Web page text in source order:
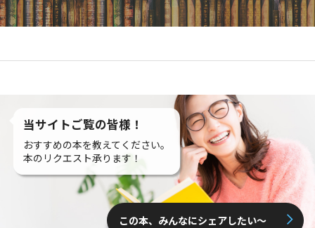
当サイトご覧の皆様！
おすすめの本を教えてください。
本のリクエスト承ります！
この本、みんなにシェアしたい〜